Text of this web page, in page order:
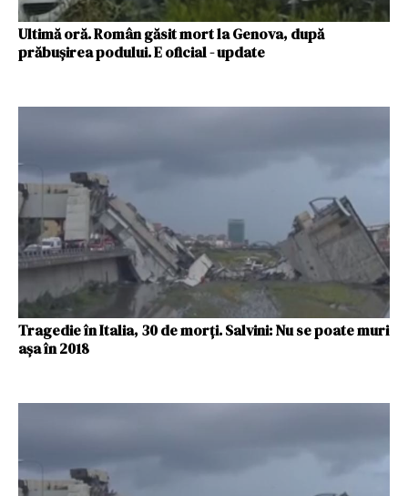
Ultimă oră. Român găsit mort la Genova, după
prăbușirea podului. E oficial - update
Tragedie în Italia, 30 de morți. Salvini: Nu se poate muri
așa în 2018